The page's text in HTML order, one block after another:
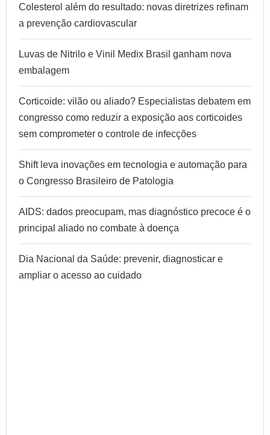
Colesterol além do resultado: novas diretrizes refinam
a prevenção cardiovascular
Luvas de Nitrilo e Vinil Medix Brasil ganham nova
embalagem
Corticoide: vilão ou aliado? Especialistas debatem em
congresso como reduzir a exposição aos corticoides
sem comprometer o controle de infecções
Shift leva inovações em tecnologia e automação para
o Congresso Brasileiro de Patologia
AIDS: dados preocupam, mas diagnóstico precoce é o
principal aliado no combate à doença
Dia Nacional da Saúde: prevenir, diagnosticar e
ampliar o acesso ao cuidado